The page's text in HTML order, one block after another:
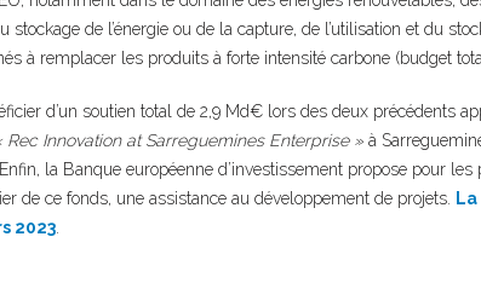
stockage de l’énergie ou de la capture, de l’utilisation et du
à remplacer les produits à forte intensité carbone (budget
d’un soutien total de 2,9 Md€ lors des deux précédents
Rec Innovation at Sarreguemines Enterprise »à
la Banque européenne d’investissement propose pour
de ce fonds, une assistance au développement de projets.
2023.